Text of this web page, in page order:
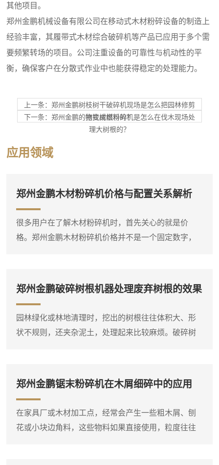
其他项目。
郑州金鹏机械设备有限公司在移动式木材粉碎设备的制造上
经验丰富，其履带式木材综合破碎机等产品已应用于多个需
要频繁转场的项目。公司注重设备的可靠性与机动性的平
衡，确保客户在分散式作业中也能获得稳定的处理能力。
上一条：郑州金鹏树枝树干破碎机现场是怎么把园林修剪
物变成燃料的？
下一条：郑州金鹏的拖拉树根粉碎机是怎么在伐木现场处
理大树根的？
应用领域
郑州金鹏木材粉碎机价格与配置关系解析
很多用户在了解木材粉碎机时，首先关心的就是价
格。郑州金鹏木材粉碎机价格并不是一个固定数字，
大型柴油粉碎机的价格差异就比较明显。因此，在询
问价格之前，**先明确自己要处理的物料种类、大致产
木材粉碎机是一个大类，包括盘式削片机、鼓式削片
机、综合破碎机等多种类型...
郑州金鹏破碎树根机器处理废弃树根的效果
园林绿化或林地清理时，挖出的树根往往体积大、形
状不规则，还夹杂泥土，处理起来比较麻烦。破碎树
放。设备进料口宽大，带有液压压料装置，可以将树
根强制压入破碎腔，即使形状复杂的树根也能顺利吃
装有厚重的破碎刀片，由大功率电机或柴油机驱动。
树根放入料斗后，液压压料器将...
郑州金鹏锯末粉碎机在木屑细碎中的应用
在家具厂或木材加工点，经常会产生一些粗木屑、刨
花或小块边角料，这些物料如果直接使用，粒度往往